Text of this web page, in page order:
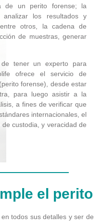
de un perito forense; la
los resultados y
otros, la cadena de
de muestras, generar
tener un experto para
ofrece el servicio de
forense), desde estar
para luego asistir a la
a fines de verificar que
internacionales, el
custodia, y veracidad de
el perito
todos sus detalles y ser de